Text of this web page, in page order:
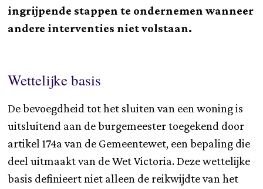
ingrijpende stappen te ondernemen wanneer
andere interventies niet volstaan.
Wettelijke basis
De bevoegdheid tot het sluiten van een woning is
uitsluitend aan de burgemeester toegekend door
artikel 174a van de Gemeentewet, een bepaling die
deel uitmaakt van de Wet Victoria. Deze wettelijke
basis definieert niet alleen de reikwijdte van het